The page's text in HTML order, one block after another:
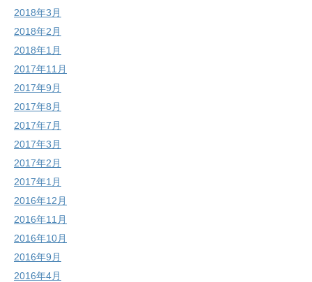
2018年3月
2018年2月
2018年1月
2017年11月
2017年9月
2017年8月
2017年7月
2017年3月
2017年2月
2017年1月
2016年12月
2016年11月
2016年10月
2016年9月
2016年4月